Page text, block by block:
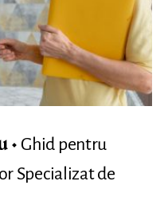
Ghid pentru
Specializat de